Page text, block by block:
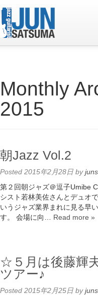
Live Schedule
Discography
Contact
YouTube
Online Lesson
Monthly
2015
朝Jazz Vol.2
Posted 2015年2月28日 by
第２回朝ジャズ＠逗子Umibe
シスト若林美佐さんとデュオ
いうジャズ業界まれに見る早
す。 会場に向… Read more »
☆５月は後藤輝
ツアー♪
Posted 2015年2月25日 by